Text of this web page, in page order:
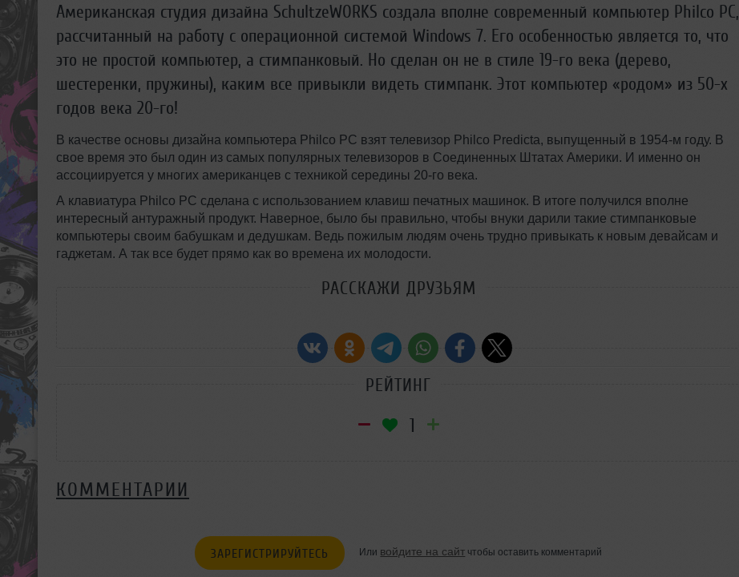
Американская студия дизайна SchultzeWORKS создала вполне современный компьютер Philco PC,
рассчитанный на работу с операционной системой Windows 7. Его особенностью является то, что
это не простой компьютер, а стимпанковый. Но сделан он не в стиле 19-го века (дерево,
шестеренки, пружины), каким все привыкли видеть стимпанк. Этот компьютер «родом» из 50-х
годов века 20-го!
В качестве основы дизайна компьютера Philco PC взят телевизор Philco Predicta, выпущенный в 1954-м году. В
свое время это был один из самых популярных телевизоров в Соединенных Штатах Америки. И именно он
ассоциируется у многих американцев с техникой середины 20-го века.
А клавиатура Philco PC сделана с использованием клавиш печатных машинок. В итоге получился вполне
интересный антуражный продукт. Наверное, было бы правильно, чтобы внуки дарили такие стимпанковые
компьютеры своим бабушкам и дедушкам. Ведь пожилым людям очень трудно привыкать к новым девайсам и
гаджетам. А так все будет прямо как во времена их молодости.
РАССКАЖИ ДРУЗЬЯМ
РЕЙТИНГ
1
КОММЕНТАРИИ
ЗАРЕГИСТРИРУЙТЕСЬ Или войдите на сайт чтобы оставить комментарий